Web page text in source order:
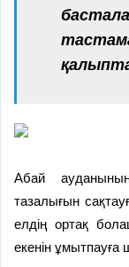
Абай
тазалығын
елдің ортақ
екенін